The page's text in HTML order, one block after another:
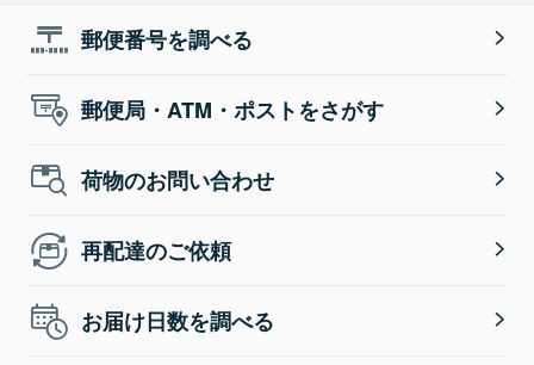
郵便番号を調べる
郵便局・ATM・ポストをさがす
荷物のお問い合わせ
再配達のご依頼
お届け日数を調べる